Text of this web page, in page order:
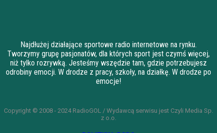
Najdłużej działające sportowe radio internetowe na rynku.
Tworzymy grupę pasjonatów, dla których sport jest czymś więcej,
niż tylko rozrywką. Jesteśmy wszędzie tam, gdzie potrzebujesz
odrobiny emocji. W drodze z pracy, szkoły, na działkę. W drodze po
emocje!
Copyright © 2008 - 2024 RadioGOL / Wydawcą serwisu jest Czyli Media Sp.
z o.o.